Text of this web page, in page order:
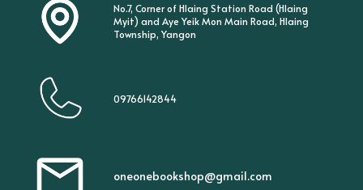
No.7, Corner of Hlaing Station Road (Hlaing
Myit) and Aye Yeik Mon Main Road, Hlaing
Township, Yangon
09766142844
oneonebookshop@gmail.com